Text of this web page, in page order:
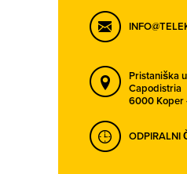
Pristaniška
Capodistria
6000 Koper
ODPIRALNI